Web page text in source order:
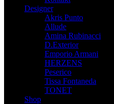
Designer
Akris Punto
Allude
Amina Rubinacci
D.Exterior
Emporio Armani
HERZENS
Peserico
Tissa Fontaneda
TONET
Shop